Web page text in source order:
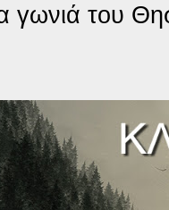
γωνιά του